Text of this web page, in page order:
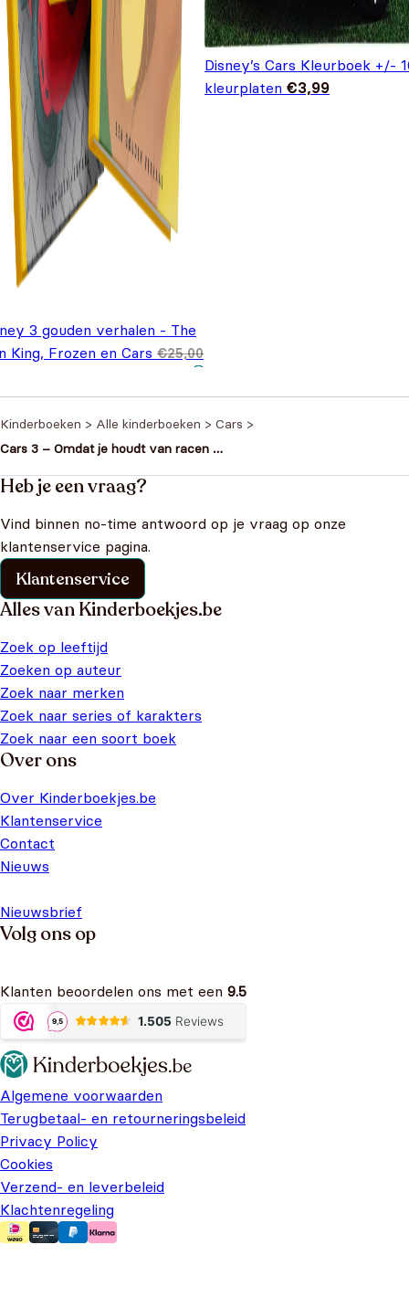
3 gouden verhalen - The
King, Frozen en Cars €25,00
Disney’s Cars Kleurboek +/-
kleurplaten €3,99
Kinderboeken > Alle kinderboeken > Cars >
Cars 3 – Omdat je houdt van racen –
Heb je een vraag?
Vind binnen no-time antwoord op je vraag op onze
klantenservice pagina.
Klantenservice
Alles van Kinderboekjes.be
Zoek op leeftijd
Zoeken op auteur
Zoek naar merken
Zoek naar series of karakters
Zoek naar een soort boek
Over ons
Over Kinderboekjes.be
Klantenservice
Contact
Nieuws
Nieuwsbrief
Volg ons op
Klanten beoordelen ons met een 9.5
Algemene voorwaarden
Terugbetaal- en retourneringsbeleid
Privacy Policy
Cookies
Verzend- en leverbeleid
Klachtenregeling